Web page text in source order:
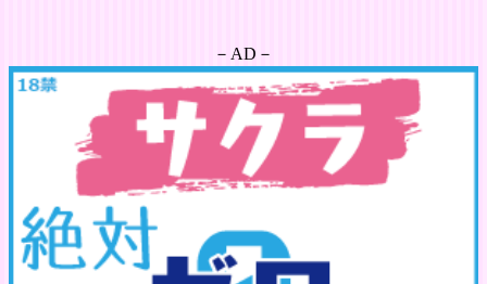
－AD－